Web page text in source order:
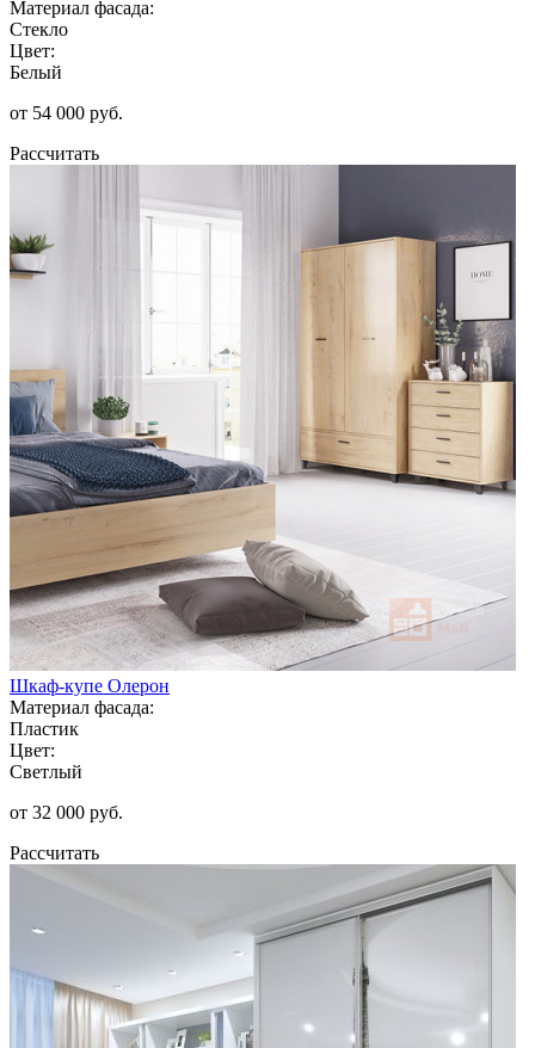
Материал фасада:
Стекло
Цвет:
Белый
от 54 000 руб.
Рассчитать
Шкаф-купе Олерон
Материал фасада:
Пластик
Цвет:
Светлый
от 32 000 руб.
Рассчитать